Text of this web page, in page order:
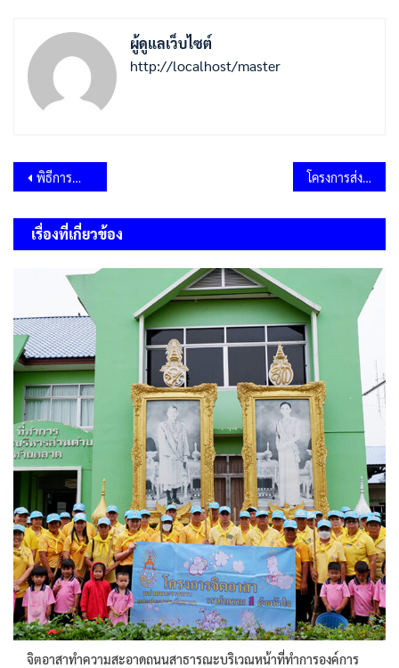
ผู้ดูแลเว็บไซต์
http://localhost/master
แนะแนว
เรื่อง
พิธีการทำบุญลานข้าวสู่ขวัญพระแม่โพสพและประเพณีเผาข้าวหลามเพื่อสืบสานประเพณีภายในตำบล โครงการส่งเสริมอาชีพประชาชนในจังหวัดลพบุรี
เรื่องที่เกี่ยวข้อง
จิตอาสาทำความสะอาดถนนสาธารณะบริเวณหน้าที่ทำการองค์การ